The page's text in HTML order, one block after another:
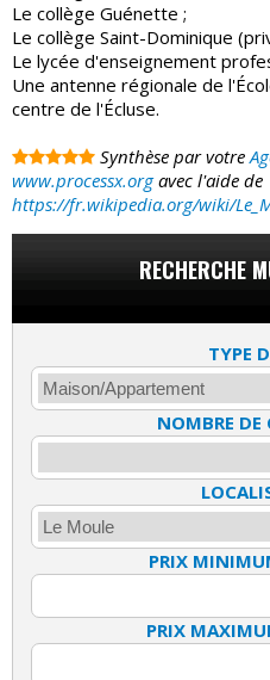
Le collège Guénette ;
Le collège Saint-Dominique
Le lycée d'enseignement
Une antenne régionale de
centre de l'Écluse.
Synthèse par votre
www.processx.orgavec l'aide de
https://fr.wikipedia.org/wiki/
RECHERCHE
TYPE
NOMBRE DE
PRIX
PRIX